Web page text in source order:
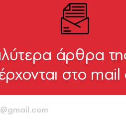
άρθρα
στο